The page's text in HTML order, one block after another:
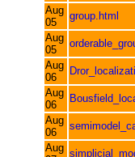
Aug
05
group.html
Aug
05
Aug
06
Aug
06
Aug
06
Aug